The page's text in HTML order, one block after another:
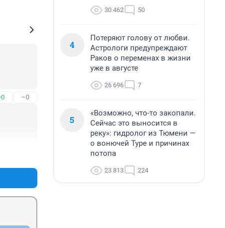
–0
30 462 50
4
Потеряют голову от любви.
Астрологи предупреждают
Раков о переменах в жизни
уже в августе
26 696 7
5
«Возможно, что-то закопали.
Сейчас это выносится в
реку»: гидролог из Тюмени —
о вонючей Туре и причинах
потопа
23 813 224